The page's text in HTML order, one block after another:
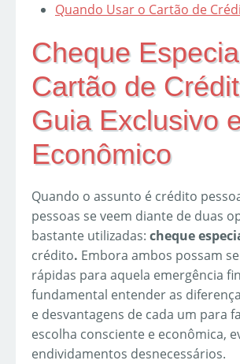
Quando Usar o Cartão de
Cheque
Cartão de
Guia Exclusivo
Econômico
Quando o assunto é crédito
pessoas se veem diante de duas
bastante utilizadas: cheque
crédito. Embora ambos possam
rápidas para aquela emergência
fundamental entender as
e desvantagens de cada um para
escolha consciente e econômica,
endividamentos desnecessários.